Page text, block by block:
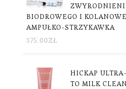
BIODROWEGO I
AMPUŁKO-STRZYKAWKA
375.00ZŁ
HICKAP
TO MILK